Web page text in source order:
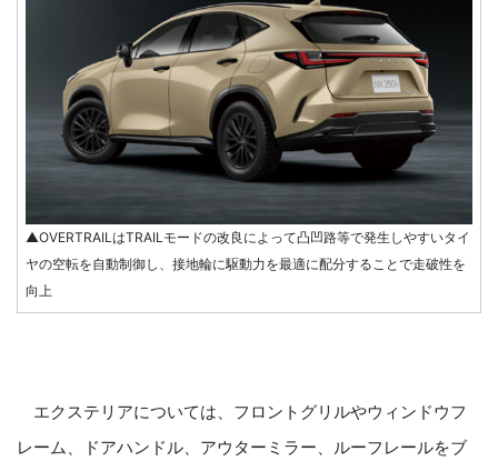
▲OVERTRAILはTRAILモードの改良によって凸凹路等で発生しやすいタイ
ヤの空転を自動制御し、接地輪に駆動力を最適に配分することで走破性を
向上
エクステリアについては、フロントグリルやウィンドウフ
レーム、ドアハンドル、アウターミラー、ルーフレールをブ